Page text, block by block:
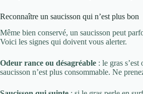
Reconnaître un saucisson qui n’est plus bon
Même bien conservé, un saucisson peut
Voici les signes qui doivent vous alerter.
Odeur rance ou désagréable : le gras s’est
saucisson n’est plus consommable. Ne